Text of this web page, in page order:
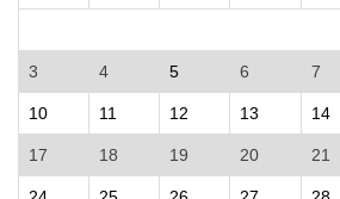
3 4 5 6 7
10 11 12 13 14
17 18 19 20 21